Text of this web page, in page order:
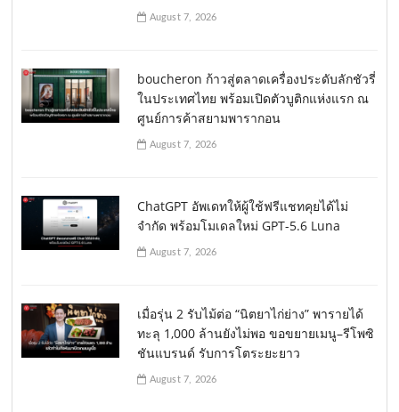
August 7, 2026
boucheron ก้าวสู่ตลาดเครื่องประดับลักชัวรี่
ในประเทศไทย พร้อมเปิดตัวบูติกแห่งแรก ณ
ศูนย์การค้าสยามพารากอน
August 7, 2026
ChatGPT อัพเดทให้ผู้ใช้ฟรีแชทคุยได้ไม่
จำกัด พร้อมโมเดลใหม่ GPT-5.6 Luna
August 7, 2026
เมื่อรุ่น 2 รับไม้ต่อ “นิตยาไก่ย่าง” พารายได้
ทะลุ 1,000 ล้านยังไม่พอ ขอขยายเมนู–รีโพซิ
ชันแบรนด์ รับการโตระยะยาว
August 7, 2026